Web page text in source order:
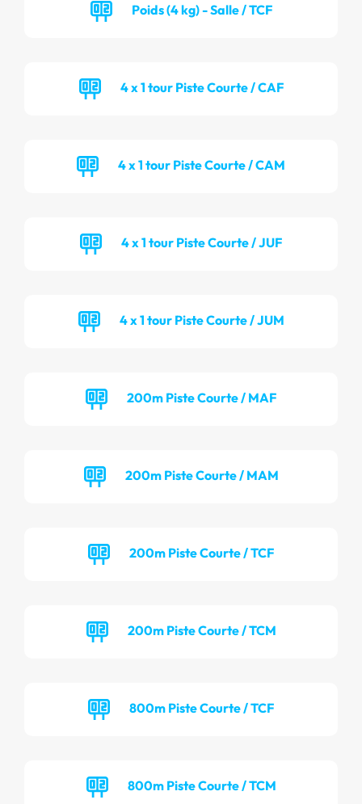
Poids (4 kg) - Salle / TCF
4 x 1 tour Piste Courte / CAF
4 x 1 tour Piste Courte / CAM
4 x 1 tour Piste Courte / JUF
4 x 1 tour Piste Courte / JUM
200m Piste Courte / MAF
200m Piste Courte / MAM
200m Piste Courte / TCF
200m Piste Courte / TCM
800m Piste Courte / TCF
800m Piste Courte / TCM